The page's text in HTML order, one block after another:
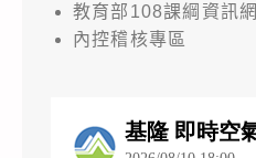
教育部108課綱資訊網
內控稽核專區